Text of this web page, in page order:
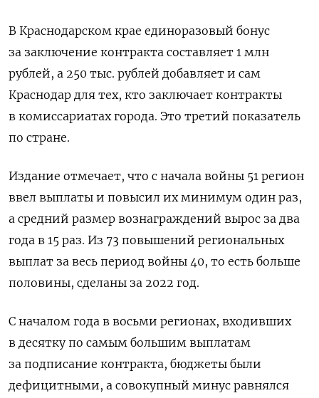
В Краснодарском крае единоразовый бонус
за заключение контракта составляет 1 млн
рублей, а 250 тыс. рублей добавляет и сам
Краснодар для тех, кто заключает контракты
в комиссариатах города. Это третий показатель
по стране.
Издание отмечает, что с начала войны 51 регион
ввел выплаты и повысил их минимум один раз,
а средний размер вознаграждений вырос за два
года в 15 раз. Из 73 повышений региональных
выплат за весь период войны 40, то есть больше
половины, сделаны за 2022 год.
С началом года в восьми регионах, входивших
в десятку по самым большим выплатам
за подписание контракта, бюджеты были
дефицитными, а совокупный минус равнялся